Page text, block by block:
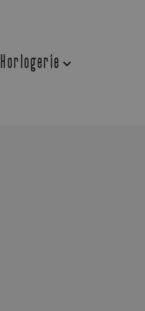
Horlogerie